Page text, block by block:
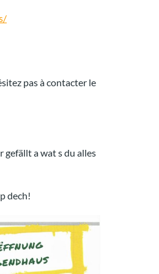
pas à contacter le
gefällt a wat s du alles
dech!